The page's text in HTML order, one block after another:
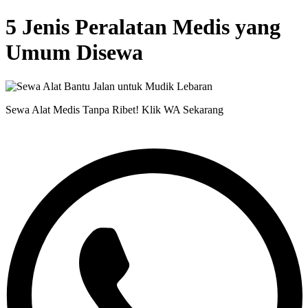
5 Jenis Peralatan Medis yang
Umum Disewa
Sewa Alat Medis Tanpa Ribet! Klik WA Sekarang